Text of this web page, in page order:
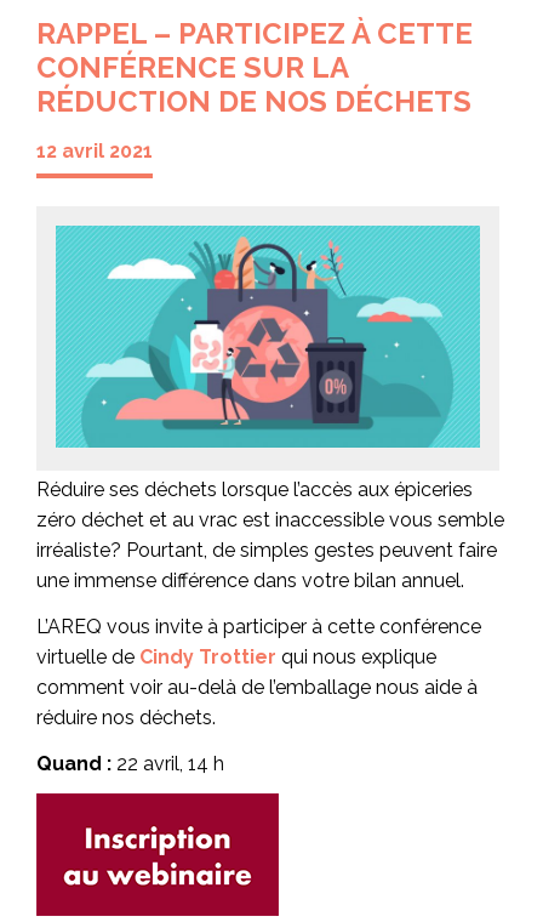
RAPPEL – PARTICIPEZ À CETTE
CONFÉRENCE SUR LA
RÉDUCTION DE NOS DÉCHETS
12 avril 2021
Réduire ses déchets lorsque l’accès aux épiceries
zéro déchet et au vrac est inaccessible vous semble
irréaliste? Pourtant, de simples gestes peuvent faire
une immense différence dans votre bilan annuel.
L’AREQ vous invite à participer à cette conférence
virtuelle de Cindy Trottier qui nous explique
comment voir au-delà de l’emballage nous aide à
réduire nos déchets.
Quand : 22 avril, 14 h